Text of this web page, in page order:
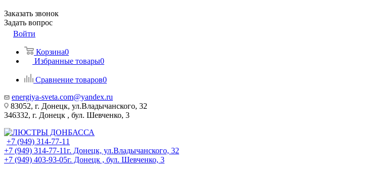
Заказать звонок
Задать вопрос
Войти
Корзина0
Избранные товары0
Сравнение товаров0
energiya-sveta.com@yandex.ru
83052, г. Донецк, ул.Владычанского, 32
346332, г. Донецк , бул. Шевченко, 3
+7 (949) 314-77-11
+7 (949) 314-77-11г. Донецк, ул.Владычанского, 32
+7 (949) 403-93-05г. Донецк , бул. Шевченко, 3